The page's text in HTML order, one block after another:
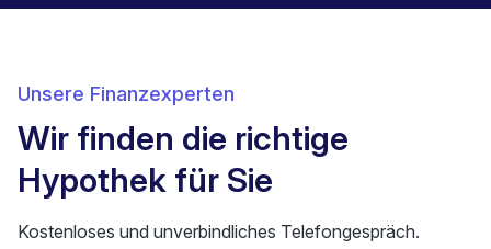
Unsere Finanzexperten
Wir finden die richtige
Hypothek für Sie
Kostenloses und unverbindliches Telefongespräch.